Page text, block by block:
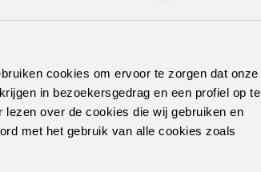
cookies om ervoor te zorgen dat onze
in bezoekersgedrag en een profiel op te
lezen over de cookies die wij gebruiken en
met het gebruik van alle cookies zoals